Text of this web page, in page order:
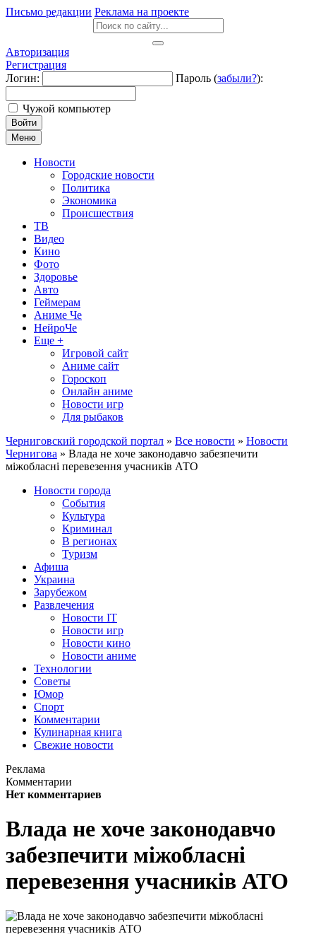
Письмо редакции Реклама на проекте
Авторизация
Регистрация
Логин:
Пароль (забыли?):
Чужой компьютер
Войти
Меню
Новости
Городские новости
Политика
Экономика
Происшествия
ТВ
Видео
Кино
Фото
Здоровье
Авто
Геймерам
Аниме Че
НейроЧе
Еще +
Игровой сайт
Аниме сайт
Гороскоп
Онлайн аниме
Новости игр
Для рыбаков
Черниговский городской портал » Все новости » Новости
Чернигова » Влада не хоче законодавчо забезпечити
міжобласні перевезення учасників АТО
Новости города
События
Культура
Криминал
В регионах
Туризм
Афиша
Украина
Зарубежом
Развлечения
Новости IT
Новости игр
Новости кино
Новости аниме
Технологии
Советы
Юмор
Спорт
Комментарии
Кулинарная книга
Свежие новости
Реклама
Комментарии
Нет комментариев
Влада не хоче законодавчо
забезпечити міжобласні
перевезення учасників АТО